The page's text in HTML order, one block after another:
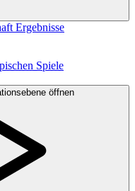
Ergebnisse
Spiele
öffnen